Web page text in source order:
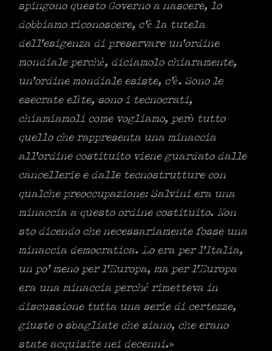
spingono questo Governo a nascere, lo
dobbiamo riconoscere, c’è la tutela
dell’esigenza di preservare un’ordine
mondiale perchè, diciamolo chiaramente,
un’ordine mondiale esiste, c’è. Sono le
esecrate elìte, sono i tecnocrati,
chiamiamoli come vogliamo, però tutto
quello che rappresenta una minaccia
all’ordine costituito viene guardato dalle
cancellerie e dalle tecnostrutture con
qualche preoccupazione: Salvini era una
minaccia a questo ordine costituito. Non
sto dicendo che necessariamente fosse una
minaccia democratica. Lo era per l’Italia,
un po’ meno per l’Europa, ma per l’Europa
era una minaccia perché rimetteva in
discussione tutta una serie di certezze,
giuste o sbagliate che siano, che erano
state acquisite nei decenni.»